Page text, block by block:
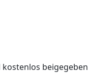
beigegeben